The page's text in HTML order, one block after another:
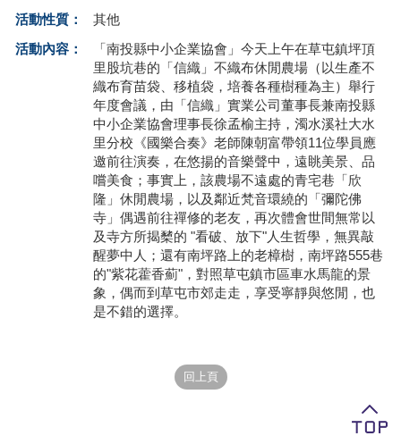
網路選課
活動性質：
其他
活動內容：
「南投縣中小企業協會」今天上午在草屯鎮坪頂
里股坑巷的「信織」不織布休閒農場（以生產不
織布育苗袋、移植袋，培養各種樹種為主）舉行
年度會議，由「信織」實業公司董事長兼南投縣
中小企業協會理事長徐孟榆主持，濁水溪社大水
里分校《國樂合奏》老師陳朝富帶領11位學員應
邀前往演奏，在悠揚的音樂聲中，遠眺美景、品
嚐美食；事實上，該農場不遠處的青宅巷「欣
隆」休閒農場，以及鄰近梵音環繞的「彌陀佛
寺」偶遇前往禪修的老友，再次體會世間無常以
及寺方所揭櫫的 "看破、放下"人生哲學，無異敲
醒夢中人；還有南坪路上的老樟樹，南坪路555巷
的"紫花藿香薊"，對照草屯鎮市區車水馬龍的景
象，偶而到草屯市郊走走，享受寧靜與悠閒，也
是不錯的選擇。